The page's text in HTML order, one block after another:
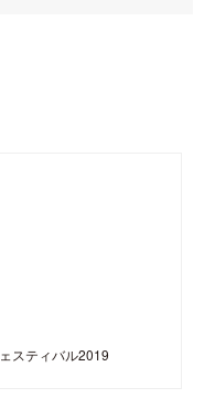
スティバル2019